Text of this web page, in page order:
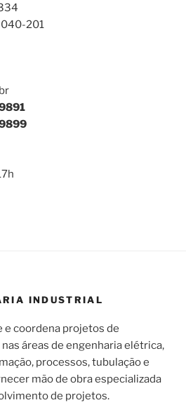
201
INDUSTRIAL
e coordena projetos de
áreas de engenharia elétrica,
processos, tubulação e
mão de obra especializada
de projetos.